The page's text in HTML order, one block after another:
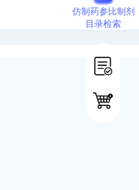
仿制药参比制剂
目录检索